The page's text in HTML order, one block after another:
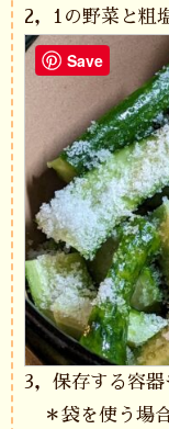
2，1の野菜と粗
3，保存する容
＊袋を使う場
Save